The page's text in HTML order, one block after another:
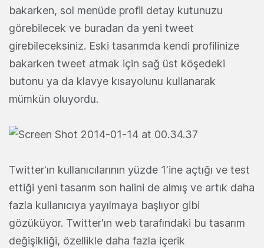
bakarken, sol menüde profil detay kutunuzu
görebilecek ve buradan da yeni tweet
girebileceksiniz. Eski tasarımda kendi profilinize
bakarken tweet atmak için sağ üst köşedeki
butonu ya da klavye kısayolunu kullanarak
mümkün oluyordu.
Twitter'ın kullanıcılarının yüzde 1'ine açtığı ve test
ettiği yeni tasarım son halini de almış ve artık daha
fazla kullanıcıya yayılmaya başlıyor gibi
gözüküyor. Twitter'ın web tarafındaki bu tasarım
değişikliği, özellikle daha fazla içerik